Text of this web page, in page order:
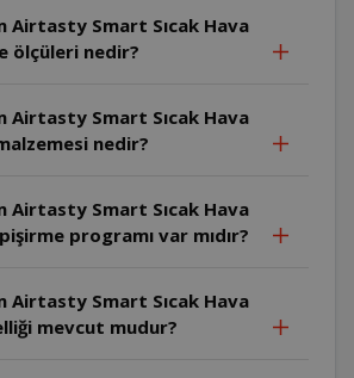
Airtasty Smart Sıcak Hava
ölçüleri nedir?
Airtasty Smart Sıcak Hava
nedir?
Airtasty Smart Sıcak Hava
programı var mıdır?
Airtasty Smart Sıcak Hava
mevcut mudur?